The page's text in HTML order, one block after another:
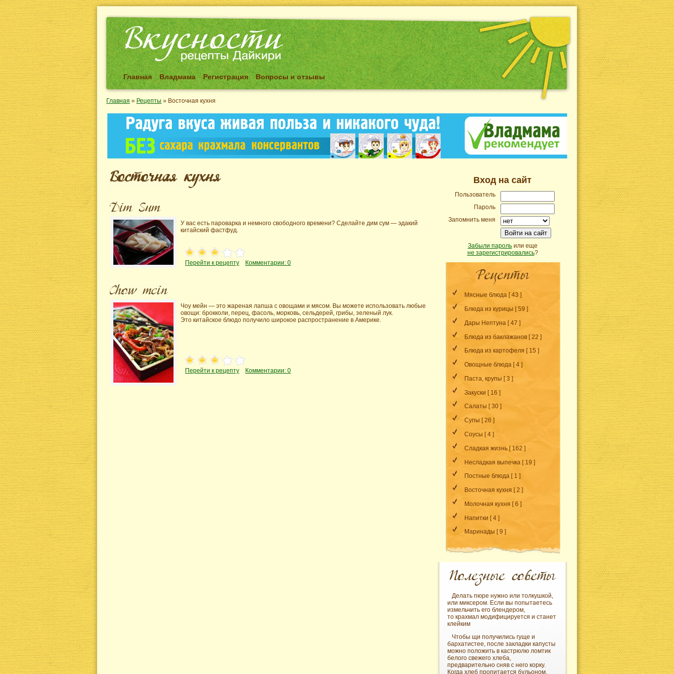
Главная Владмама Регистрация Вопросы и отзывы
Главная » Рецепты » Восточная кухня
Вход на сайт
Пользователь
Пароль
Запомнить меня
Войти на сайт
Забыли парольили еще
не зарегистрировались?
Мясные блюда[ 43 ]
Блюда из курицы [ 59 ]
Дары Нептуна [ 47 ]
Блюда из баклажанов[ 22 ]
Блюда из картофеля [ 15 ]
Овощные блюда[ 4 ]
Паста, крупы [ 3 ]
Закуски [ 16 ]
Салаты [ 30 ]
Супы [ 26 ]
Соусы [ 4 ]
Сладкая жизнь[ 162 ]
Несладкая выпечка [ 19 ]
Постные блюда[ 1 ]
Восточная кухня [ 2 ]
Молочная кухня [ 6 ]
Напитки [ 4 ]
Маринады [ 9 ]
Делать пюре нужно или толкушкой,
или миксером. Если вы попытаетесь
измельчить его блендером,
то крахмал модифицируется и станет
клейким
Чтобы щи получились гуще и
бархатистее, после закладки капусты
можно положить в кастрюлю ломтик
белого свежего хлеба,
предварительно сняв с него корку.
Когда хлеб пропитается бульоном,
У вас есть пароварка и немного свободного времени? Сделайте дим сум — эдакий
китайский фастфуд.
Перейти к рецепту Комментарии: 0
Чоу мейн — это жареная лапша с овощами и мясом. Вы можете использовать любые
овощи: брокколи, перец, фасоль, морковь, сельдерей, грибы, зеленый лук.
Это китайское блюдо получило широкое распространение в Америке.
Перейти к рецепту Комментарии: 0